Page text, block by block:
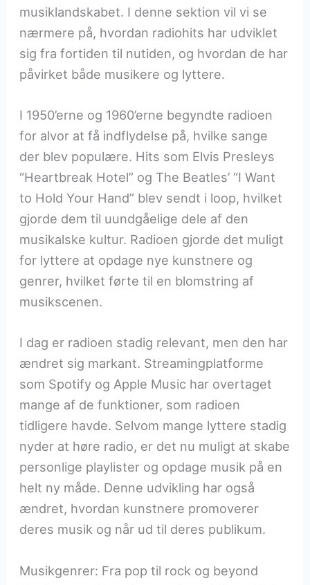
musiklandskabet. I denne sektion vil vi se
nærmere på, hvordan radiohits har udviklet
sig fra fortiden til nutiden, og hvordan de har
påvirket både musikere og lyttere.
I 1950’erne og 1960’erne begyndte radioen
for alvor at få indflydelse på, hvilke sange
der blev populære. Hits som Elvis Presleys
“Heartbreak Hotel” og The Beatles’ “I Want
to Hold Your Hand” blev sendt i loop, hvilket
gjorde dem til uundgåelige dele af den
musikalske kultur. Radioen gjorde det muligt
for lyttere at opdage nye kunstnere og
genrer, hvilket førte til en blomstring af
musikscenen.
I dag er radioen stadig relevant, men den har
ændret sig markant. Streamingplatforme
som Spotify og Apple Music har overtaget
mange af de funktioner, som radioen
tidligere havde. Selvom mange lyttere stadig
nyder at høre radio, er det nu muligt at skabe
personlige playlister og opdage musik på en
helt ny måde. Denne udvikling har også
ændret, hvordan kunstnere promoverer
deres musik og når ud til deres publikum.
Musikgenrer: Fra pop til rock og beyond